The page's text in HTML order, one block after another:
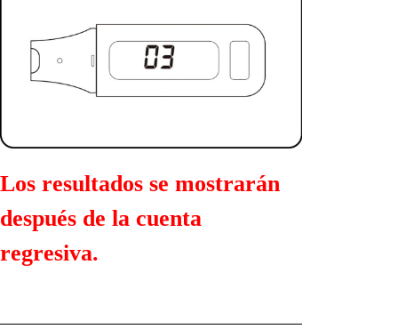
Los resultados se mostrarán
después de la cuenta
regresiva.